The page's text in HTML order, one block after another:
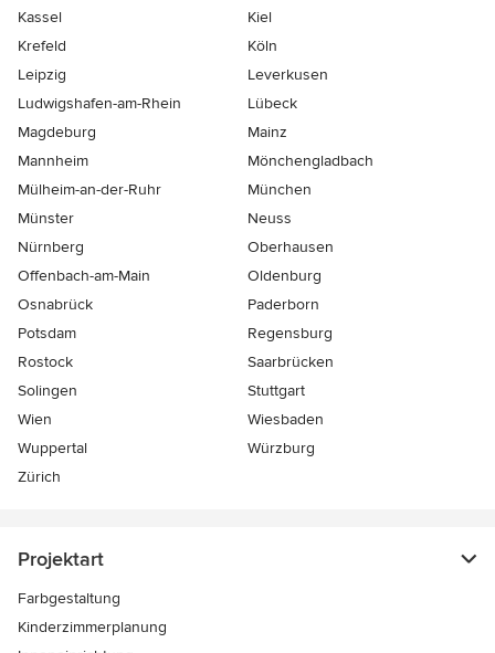
Kassel
Kiel
Krefeld
Köln
Leipzig
Leverkusen
Ludwigshafen-am-Rhein
Lübeck
Magdeburg
Mainz
Mannheim
Mönchen­gladbach
Mülheim-an-der-Ruhr
München
Münster
Neuss
Nürnberg
Oberhausen
Offenbach-am-Main
Oldenburg
Osnabrück
Paderborn
Potsdam
Regensburg
Rostock
Saarbrücken
Solingen
Stuttgart
Wien
Wiesbaden
Wuppertal
Würzburg
Zürich
Projektart
Farbgestaltung
Kinderzimmerplanung